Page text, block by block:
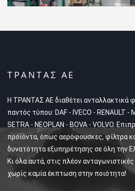
ΤΡΑΝΤΑΣ ΑΕ
Η ΤΡΑΝΤΑΣ ΑΕ διαθέτει ανταλλακτικά
παντός τύπου: DAF - IVECO - RENAULT -
SETRA - NEOPLAN - BOVA - VOLVO.
προϊόντα, όπως αερόφουσκες, φίλτρα
δυνατότητα εξυπηρέτησης σε όλη την
Κι όλα αυτά, στις πλέον
χωρίς καμία έκπτωση στην ποιότητα!